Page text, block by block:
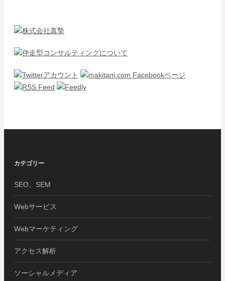
カテゴリー
SEO、SEM
Webサービス
Webマーケティング
アクセス解析
ソーシャルメディア